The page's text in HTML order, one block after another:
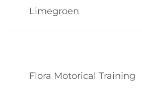
Limegroen
Flora Motorical Training